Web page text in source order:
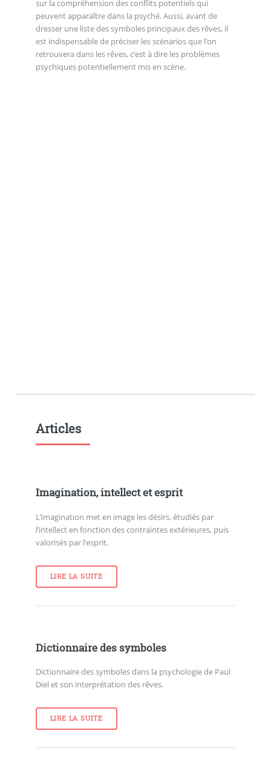
sur la compréhension des conflits potentiels qui
peuvent apparaître dans la psyché. Aussi, avant de
dresser une liste des symboles principaux des rêves, il
est indispensable de préciser les scénarios que l’on
retrouvera dans les rêves, c’est à dire les problèmes
psychiques potentiellement mis en scène.
Articles
Imagination, intellect et esprit
L’imagination met en image les désirs, étudiés par
l’intellect en fonction des contraintes extérieures, puis
valorisés par l’esprit.
LIRE LA SUITE
Dictionnaire des symboles
Dictionnaire des symboles dans la psychologie de Paul
Diel et son interprétation des rêves.
LIRE LA SUITE